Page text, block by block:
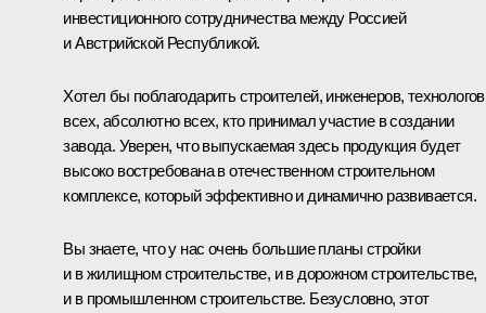
инвестиционного сотрудничества между Россией
и Австрийской Республикой.
Хотел бы поблагодарить строителей, инженеров,
всех, абсолютно всех, кто принимал участие в создании
завода. Уверен, что выпускаемая здесь продукция будет
высоко востребована в отечественном строительном
комплексе, который эффективно и динамично развивается.
Вы знаете, что у нас очень большие планы стройки
и в жилищном строительстве, и в дорожном строительстве,
и в промышленном строительстве. Безусловно, этот